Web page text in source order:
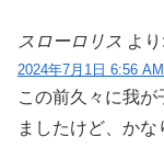
スローロリス より:
2024年7月1日 6:56 AM
この前久々に我
ましたけど、か